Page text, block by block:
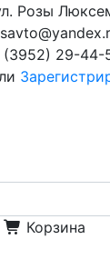
Розы
(3952) 29-44-
Корзина